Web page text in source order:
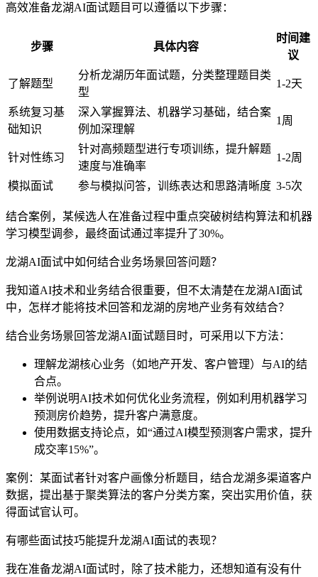
高效准备龙湖AI面试题目可以遵循以下步骤：
步骤 具体内容
时间建
议
了解题型
分析龙湖历年面试题，分类整理题目类
型
1-2天
系统复习基
础知识
深入掌握算法、机器学习基础，结合案
例加深理解
1周
针对性练习
针对高频题型进行专项训练，提升解题
速度与准确率
1-2周
模拟面试 参与模拟问答，训练表达和思路清晰度 3-5次
结合案例，某候选人在准备过程中重点突破树结构算法和机器
学习模型调参，最终面试通过率提升了30%。
龙湖AI面试中如何结合业务场景回答问题？
我知道AI技术和业务结合很重要，但不太清楚在龙湖AI面试
中，怎样才能将技术回答和龙湖的房地产业务有效结合？
结合业务场景回答龙湖AI面试题目时，可采用以下方法：
理解龙湖核心业务（如地产开发、客户管理）与AI的结
合点。
举例说明AI技术如何优化业务流程，例如利用机器学习
预测房价趋势，提升客户满意度。
使用数据支持论点，如“通过AI模型预测客户需求，提升
成交率15%”。
案例：某面试者针对客户画像分析题目，结合龙湖多渠道客户
数据，提出基于聚类算法的客户分类方案，突出实用价值，获
得面试官认可。
有哪些面试技巧能提升龙湖AI面试的表现？
我在准备龙湖AI面试时，除了技术能力，还想知道有没有什